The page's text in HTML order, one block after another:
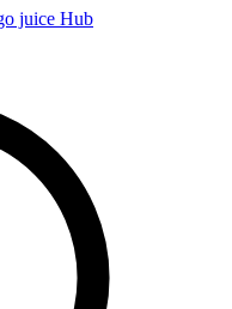
juice Hub